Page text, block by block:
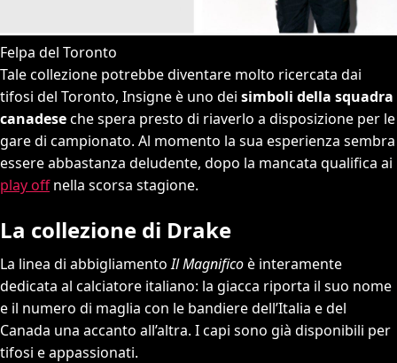
Felpa del Toronto
Tale collezione potrebbe diventare molto ricercata dai
tifosi del Toronto, Insigne è uno dei simboli della squadra
canadeseche spera presto di riaverlo a disposizione per le
gare di campionato. Al momento la sua esperienza sembra
essere abbastanza deludente, dopo la mancata qualifica ai
play offnella scorsa stagione.
La collezione di Drake
La linea di abbigliamentoIl Magnificoè interamente
dedicata al calciatore italiano: la giacca riporta il suo nome
e il numero di maglia con le bandiere dell’Italia e del
Canada una accanto all’altra. I capi sono già disponibili per
tifosi e appassionati.